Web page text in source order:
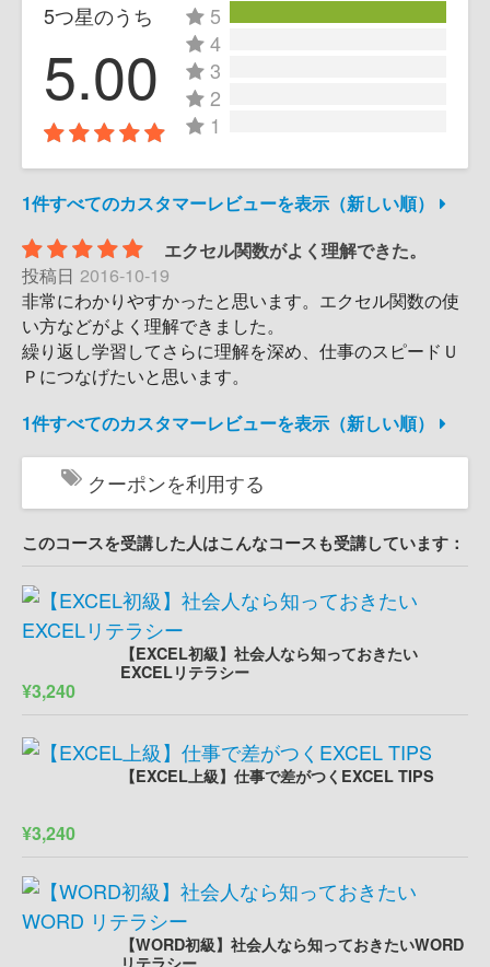
5つ星のうち
5.00
5
4
3
2
1
1件すべてのカスタマーレビューを表示（新しい順）
エクセル関数がよく理解できた。
投稿日 2016-10-19
非常にわかりやすかったと思います。エクセル関数の使
い方などがよく理解できました。
繰り返し学習してさらに理解を深め、仕事のスピードＵ
Ｐにつなげたいと思います。
1件すべてのカスタマーレビューを表示（新しい順）
クーポンを利用する
このコースを受講した人はこんなコースも受講しています：
【EXCEL初級】社会人なら知っておきたい
EXCELリテラシー
¥3,240
【EXCEL上級】仕事で差がつくEXCEL TIPS
¥3,240
【WORD初級】社会人なら知っておきたいWORD